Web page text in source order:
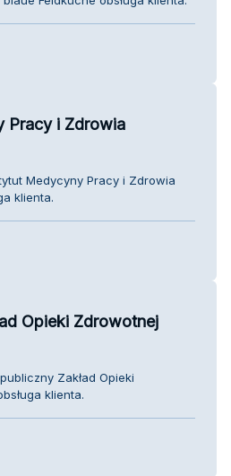
Pracy i Zdrowia
Medycyny Pracy i Zdrowia
klienta.
Opieki Zdrowotnej
Zakład Opieki
klienta.